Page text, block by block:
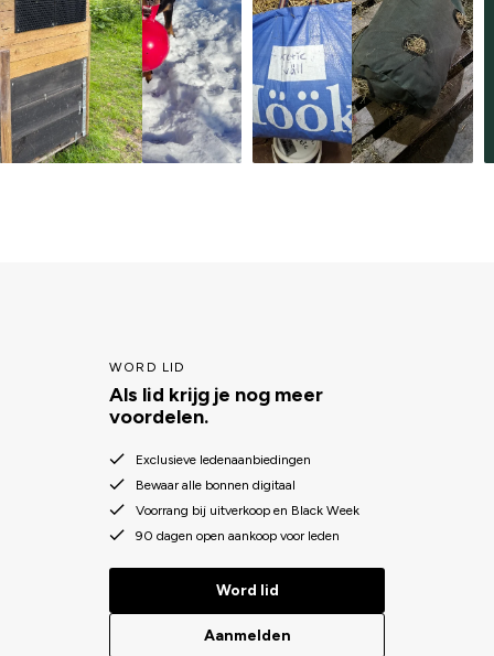
WORD LID
Als lid krijg je nog meer
voordelen.
Exclusieve ledenaanbiedingen
Bewaar alle bonnen digitaal
Voorrang bij uitverkoop en Black Week
90 dagen open aankoop voor leden
Word lid
Aanmelden